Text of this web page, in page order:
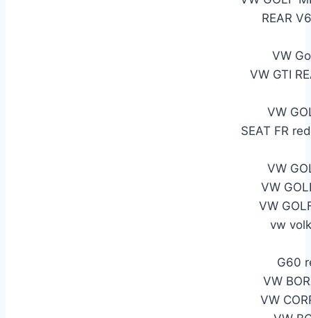
REAR
VW
VW GTI
VW
SEAT FR
VW
VW
VW
vw
G60
VW
VW